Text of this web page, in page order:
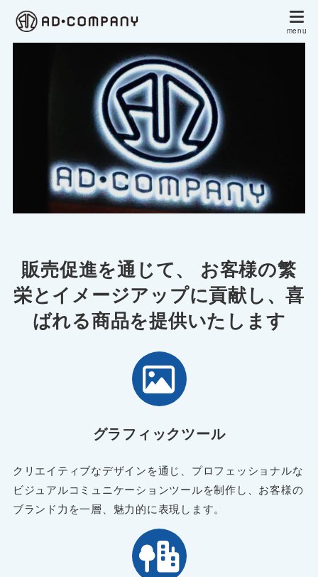
販売促進を通じて、 お客様の繁
栄とイメージアップに貢献し、喜
ばれる商品を提供いたします
グラフィックツール
クリエイティブなデザインを通じ、プロフェッショナルな
ビジュアルコミュニケーションツールを制作し、お客様の
ブランド力を一層、魅力的に表現します。